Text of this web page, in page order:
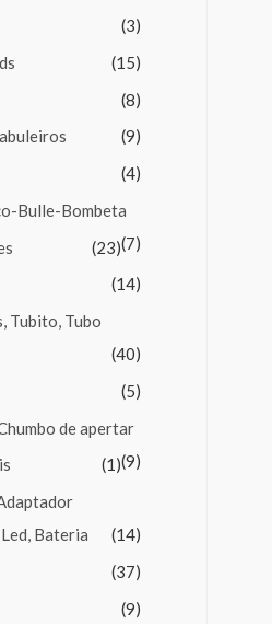
(3)
(15)
(8)
(9)
(4)
Bulle-Bombeta
(7)
(23)
(14)
Tubito, Tubo
(40)
(5)
de apertar
(9)
(1)
Bateria
(14)
(37)
(9)